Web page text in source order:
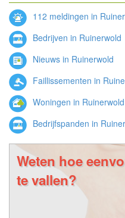
112 meldingen in
Bedrijven in Ruinerwold
Nieuws in Ruinerwold
Faillissementen in
Woningen in Ruinerwold
Bedrijfspanden in
Weten hoe
te vallen?